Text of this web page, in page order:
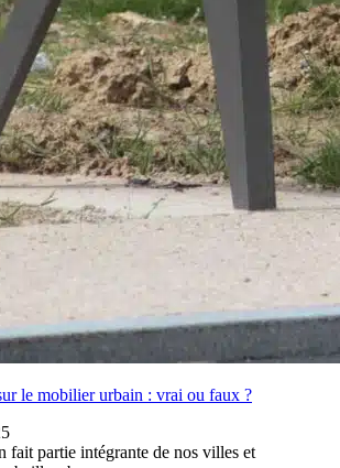
le mobilier urbain : vrai ou faux ?
fait partie intégrante de nos villes et